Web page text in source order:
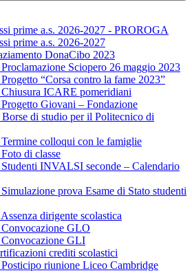
prime a.s. 2026-2027 - PROROGA
prime a.s. 2026-2027
DonaCibo 2023
Sciopero 26 maggio 2023
“Corsa contro la fame 2023”
ICARE pomeridiani
Giovani – Fondazione
di studio per il Politecnico di
colloqui con le famiglie
di classe
INVALSI seconde – Calendario
prova Esame di Stato studenti
dirigente scolastica
GLO
GLI
crediti scolastici
riunione Liceo Cambridge